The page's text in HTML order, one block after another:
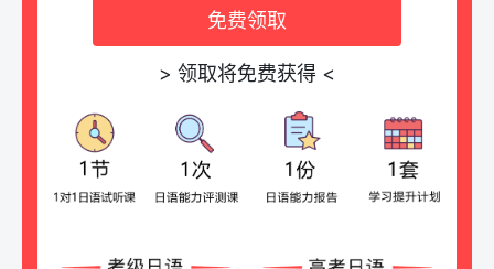
免费领取
> 领取将免费获得 <